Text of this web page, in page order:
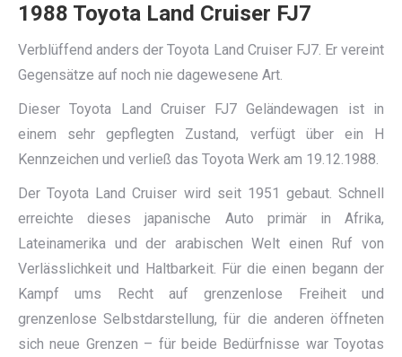
1988 Toyota Land Cruiser FJ7
Verblüffend anders der Toyota Land Cruiser FJ7. Er vereint
Gegensätze auf noch nie dagewesene Art.
Dieser Toyota Land Cruiser FJ7 Geländewagen ist in
einem sehr gepflegten Zustand, verfügt über ein H
Kennzeichen und verließ das Toyota Werk am 19.12.1988.
Der Toyota Land Cruiser wird seit 1951 gebaut. Schnell
erreichte dieses japanische Auto primär in Afrika,
Lateinamerika und der arabischen Welt einen Ruf von
Verlässlichkeit und Haltbarkeit. Für die einen begann der
Kampf ums Recht auf grenzenlose Freiheit und
grenzenlose Selbstdarstellung, für die anderen öffneten
sich neue Grenzen – für beide Bedürfnisse war Toyotas